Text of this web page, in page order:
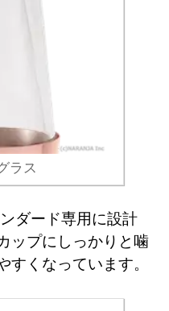
ラス
ダード専用に設計
ップにしっかりと噛
くなっています。